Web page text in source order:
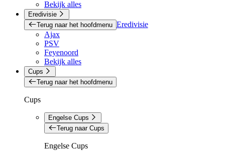
Bekijk alles
Eredivisie
Terug naar het hoofdmenu Eredivisie
Ajax
PSV
Feyenoord
Bekijk alles
Cups
Terug naar het hoofdmenu
Cups
Engelse Cups
Terug naar Cups
Engelse Cups